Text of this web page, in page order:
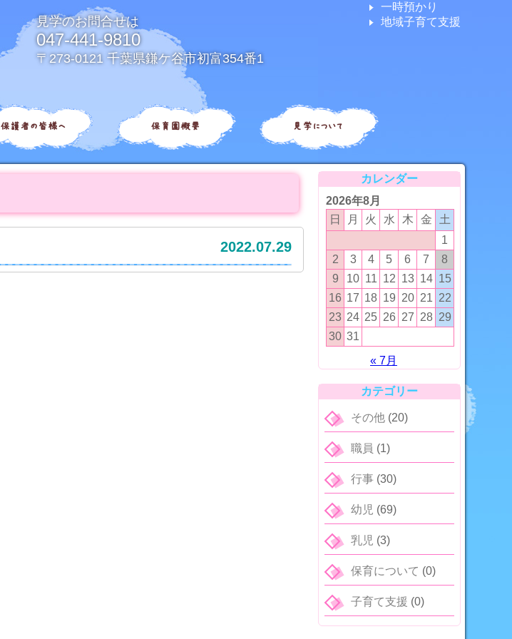
見学のお問合せは
047-441-9810
〒273-0121 千葉県鎌ケ谷市初富354番1
一時預かり
地域子育て支援
保護者の皆様へ 保育園概要 見学について
2022.07.29
カレンダー
2026年8月
日
月 火 水 木 金
土
1
2
3 4 5 6 7
8
9
10 11 12 13 14 15
16 17 18 19 20 21 22
23 24 25 26 27 28 29
30 31
« 7月
カテゴリー
その他(20)
職員 (1)
行事(30)
幼児 (69)
乳児 (3)
保育について (0)
子育て支援 (0)